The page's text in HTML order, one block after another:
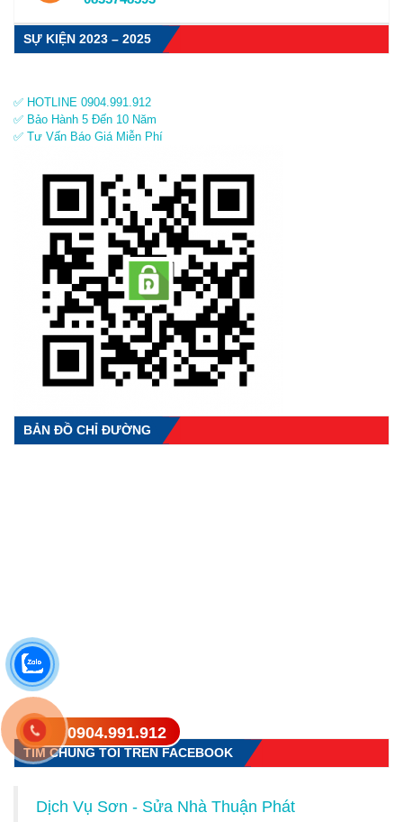
SỰ KIỆN 2023 – 2025
✅ HOTLINE 0904.991.912
✅ Bảo Hành 5 Đến 10 Năm
✅ Tư Vấn Báo Giá Miễn Phí
BẢN ĐỒ CHỈ ĐƯỜNG
TÌM CHÚNG TÔI TRÊN FACEBOOK
Dịch Vụ Sơn - Sửa Nhà Thuận Phát
0904.991.912